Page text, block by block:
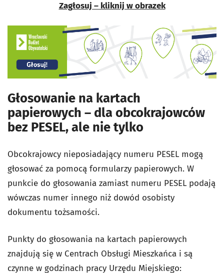
Zagłosuj – kliknij w obrazek
Głosowanie na kartach
papierowych – dla obcokrajowców
bez PESEL, ale nie tylko
Obcokrajowcy nieposiadający numeru PESEL mogą
głosować za pomocą formularzy papierowych. W
punkcie do głosowania zamiast numeru PESEL podają
wówczas numer innego niż dowód osobisty
dokumentu tożsamości.
Punkty do głosowania na kartach papierowych
znajdują się w Centrach Obsługi Mieszkańca i są
czynne w godzinach pracy Urzędu Miejskiego: